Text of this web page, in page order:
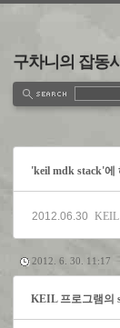
구차니의 잡동
'keil mdk stack'에
2012.06.30 KEIL
2012. 6. 30. 11:17
KEIL 프로그램의